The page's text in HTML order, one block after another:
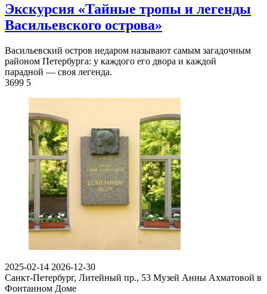
Экскурсия «Тайные тропы и легенды
Васильевского острова»
Васильевский остров недаром называют самым загадочным
районом Петербурга: у каждого его двора и каждой
парадной — своя легенда.
3699 5
2025-02-14 2026-12-30
Санкт-Петербург, Литейный пр., 53 Музей Анны Ахматовой в
Фонтанном Доме